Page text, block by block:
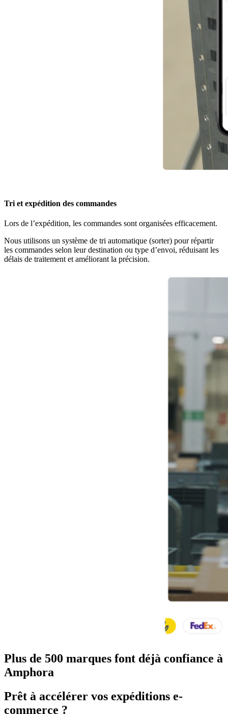
Tri et expédition des commandes
Lors de l’expédition, les commandes sont organisées efficacement.
Nous utilisons un système de tri automatique (sorter) pour répartir
les commandes selon leur destination ou type d’envoi, réduisant les
délais de traitement et améliorant la précision.
Plus de 500 marques font déjà confiance à
Amphora
Prêt à accélérer vos expéditions e-
commerce ?